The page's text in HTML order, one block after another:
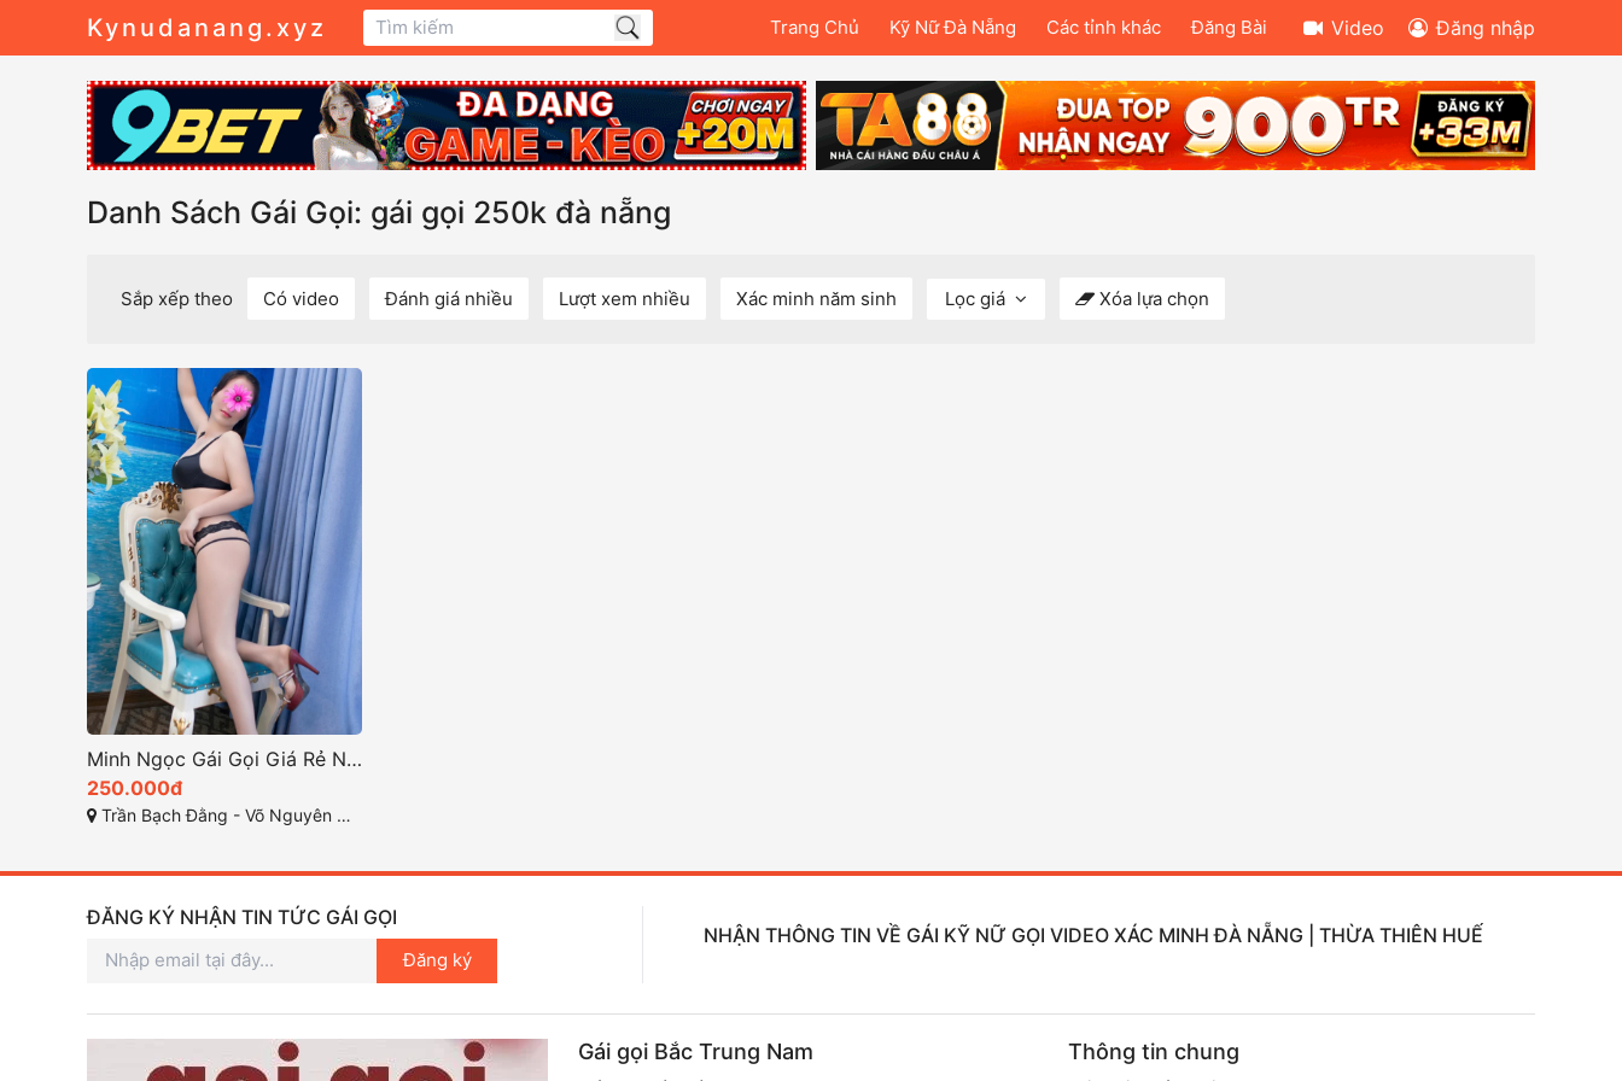
Kynudanang.xyz Trang Chủ Kỹ Nữ Đà Nẵng Các tỉnh khác Đăng Bài Video Đăng nhập
Danh Sách Gái Gọi: gái gọi 250k đà nẵng
Sắp xếp theo Có video Đánh giá nhiều Lượt xem nhiều Xác minh năm sinh Lọc giá Xóa lựa chọn
Minh Ngọc Gái Gọi Giá Rẻ Nguyễn Văn Thoại – Đà Nẵng
250.000đ
Trần Bạch Đằng - Võ Nguyên Giáp - Nguyễn Văn Thoại
ĐĂNG KÝ NHẬN TIN TỨC GÁI GỌI
Đăng ký
NHẬN THÔNG TIN VỀ GÁI KỸ NỮ GỌI VIDEO XÁC MINH ĐÀ NẴNG | THỪA THIÊN HUẾ
Gái gọi Bắc Trung Nam Thông tin chung